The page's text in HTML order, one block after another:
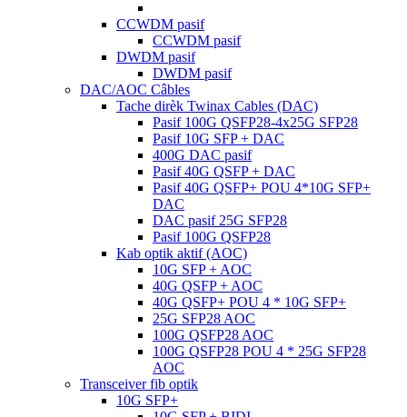
CCWDM pasif
CCWDM pasif
DWDM pasif
DWDM pasif
DAC/AOC Câbles
Tache dirèk Twinax Cables (DAC)
Pasif 100G QSFP28-4x25G SFP28
Pasif 10G SFP + DAC
400G DAC pasif
Pasif 40G QSFP + DAC
Pasif 40G QSFP+ POU 4*10G SFP+
DAC
DAC pasif 25G SFP28
Pasif 100G QSFP28
Kab optik aktif (AOC)
10G SFP + AOC
40G QSFP + AOC
40G QSFP+ POU 4 ​​* 10G SFP+
25G SFP28 AOC
100G QSFP28 AOC
100G QSFP28 POU 4 ​​* 25G SFP28
AOC
Transceiver fib optik
10G SFP+